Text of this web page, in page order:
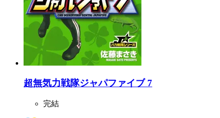
超無気力戦隊ジャパファイブ 7
完結